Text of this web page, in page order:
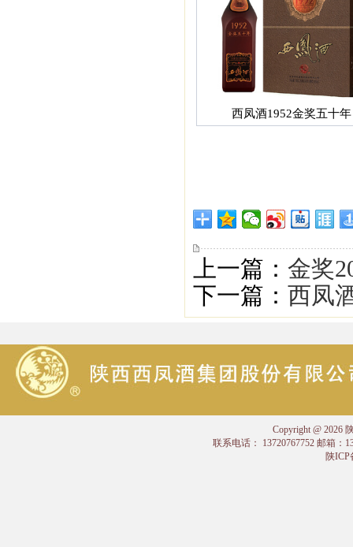
西凤酒1952金奖五十年
上一篇： 金奖
下一篇： 西凤
Copyright @ 2026
联系电话： 13720767752 邮箱：
陕ICP